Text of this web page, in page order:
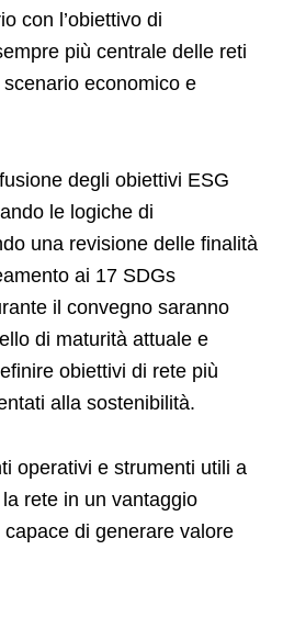
con l’obiettivo di
più centrale delle reti
scenario economico e
degli obiettivi ESG
le logiche di
una revisione delle finalità
ai 17 SDGs
il convegno saranno
di maturità attuale e
obiettivi di rete più
alla sostenibilità.
operativi e strumenti utili a
rete in un vantaggio
di generare valore